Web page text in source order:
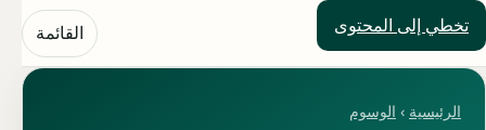
تخطي إلى المحتوى
حلول العالم القائمة
الرئيسية › الوسوم